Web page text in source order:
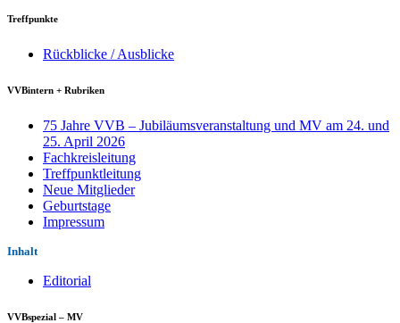
Treffpunkte
Rückblicke / Ausblicke
VVBintern + Rubriken
75 Jahre VVB – Jubiläumsveranstaltung und MV am 24. und
25. April 2026
Fachkreisleitung
Treffpunktleitung
Neue Mitglieder
Geburtstage
Impressum
Inhalt
Editorial
VVBspezial – MV